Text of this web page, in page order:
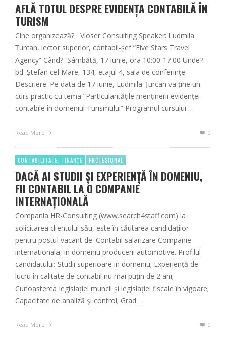
AFLĂ TOTUL DESPRE EVIDENȚA CONTABILĂ ÎN
TURISM
Cine organizează? Vioser Consulting Speaker: Ludmila
Țurcan, lector superior, contabil-șef ”Five Stars Travel
Agency” Când? Sâmbătă, 17 iunie, ora 10:00-17:00 Unde?
bd. Ștefan cel Mare, 134, etajul 4, sala de conferințe
Descriere: Pe data de 17 iunie, Ludmila Țurcan va ține un
curs practic cu tema ”Particularitățile menținerii evidenței
contabile în domeniul Turismului” Programul cursului …
Read More 0
CONTABILITATE, FINANȚE PROFESIONAL
DACĂ AI STUDII ȘI EXPERIENȚĂ ÎN DOMENIU,
FII CONTABIL LA O COMPANIE
INTERNAȚIONALĂ
Compania HR-Consulting (www.search4staff.com) la
solicitarea clientului său, este în căutarea candidaților
pentru postul vacant de: Contabil salarizare Companie
internationala, in domeniu producerii automotive. Profilul
candidatului: Studii superioare in domeniu; Experienţă de
lucru în calitate de contabil nu mai puţin de 2 ani;
Cunoasterea legislaţiei muncii şi legislaţiei fiscale în vigoare;
Capacitate de analiză şi control; Grad …
Read More 0